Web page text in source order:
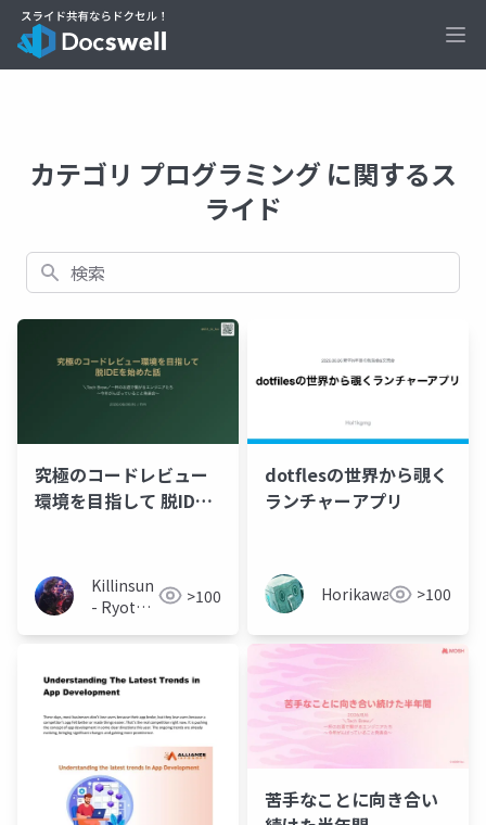
カテゴリ プログラミング に関するス
ライド
検索
究極のコードレビュー
環境を目指して 脱IDE
Killinsun
- Ryota
>100
dotflesの世界から覗く
ランチャーアプリ
Horikawa >100
苦手なことに向き合い